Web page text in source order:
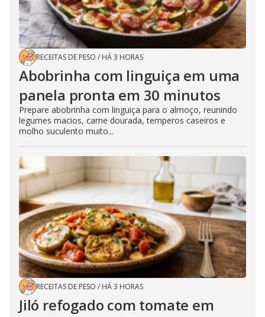
RECEITAS DE PESO / HÁ 3 HORAS
Abobrinha com linguiça em uma
panela pronta em 30 minutos
Prepare abobrinha com linguiça para o almoço, reunindo
legumes macios, carne dourada, temperos caseiros e
molho suculento muito...
RECEITAS DE PESO / HÁ 3 HORAS
Jiló refogado com tomate em